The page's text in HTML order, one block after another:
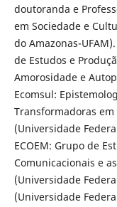
doutoranda e
em Sociedade e
do Amazonas-
de Estudos e
Amorosidade e
Ecomsul:
Transformadoras
(Universidade
ECOEM: Grupo de
Comunicacionais e
(Universidade
(Universidade